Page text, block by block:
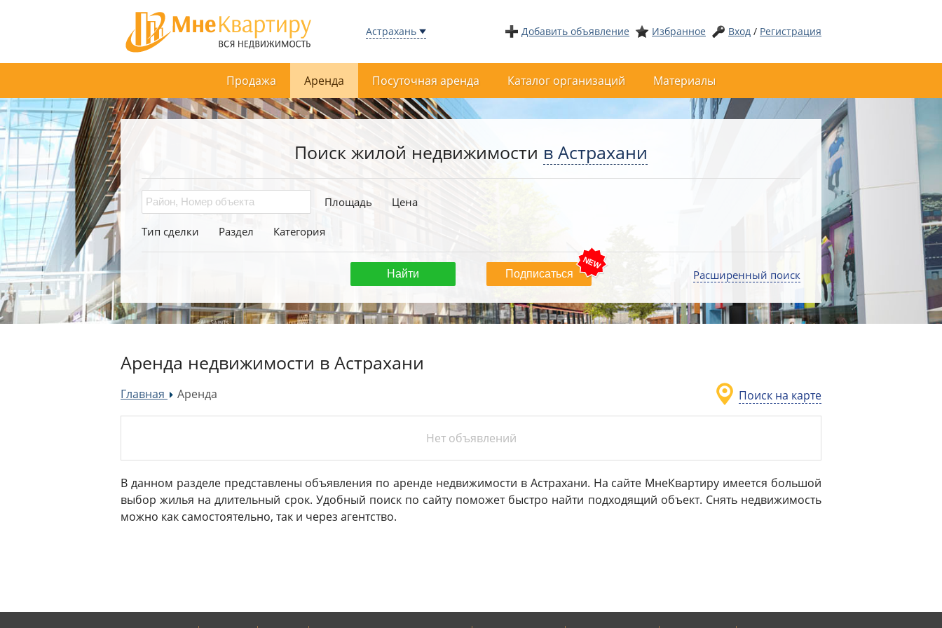
Астрахань Добавить объявление Избранное Вход / Регистрация
Продажа Аренда Посуточная аренда Каталог организаций Материалы
Поиск жилой недвижимости в Астрахани
Площадь Цена
Тип сделки Раздел Категория
Подписаться Расширенный поиск
Аренда недвижимости в Астрахани
Поиск на карте
Главная »
Аренда
Нет объявлений
В данном разделе представлены объявления по аренде недвижимости в Астрахани. На сайте МнеКвартиру имеется большой
выбор жилья на длительный срок. Удобный поиск по сайту поможет быстро найти подходящий объект. Снять недвижимость
можно как самостоятельно, так и через агентство.